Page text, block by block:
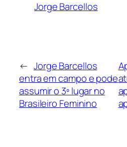
Jorge Barcellos
← Jorge Barcellos
entra em campo e pode
assumir o 3º lugar no
Brasileiro Feminino